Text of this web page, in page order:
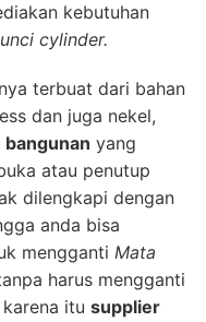
kebutuhan
cylinder.
terbuat dari bahan
dan juga nekel,
bangunan yang
atau penutup
dilengkapi dengan
anda bisa
mengganti Mata
harus mengganti
karena itu supplier